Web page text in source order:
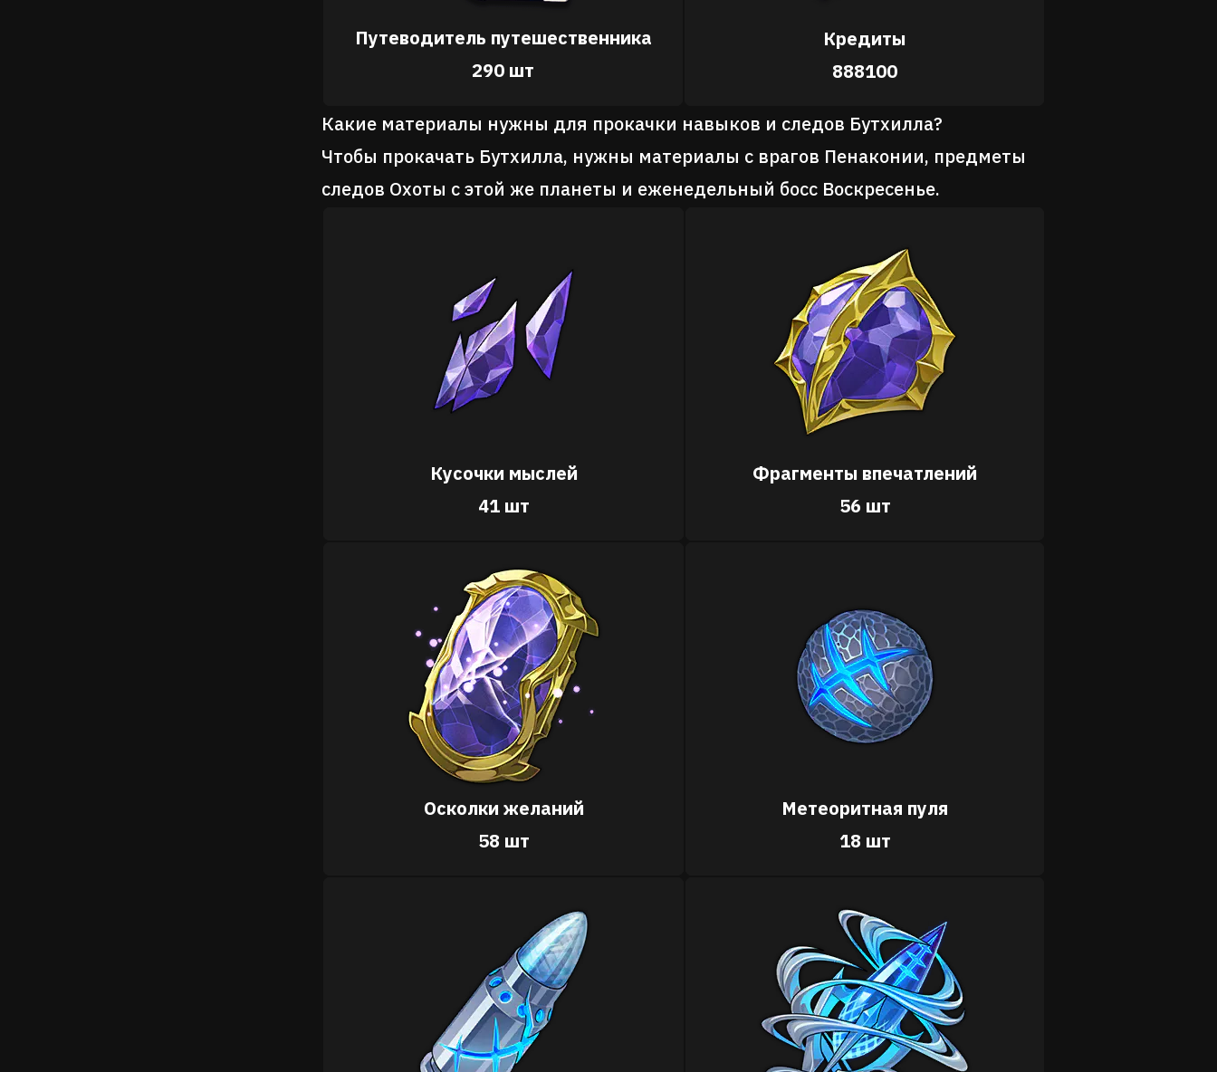
Путеводитель путешественника
290 шт
Кредиты
888100
Какие материалы нужны для прокачки навыков и следов Бутхилла?
Чтобы прокачать Бутхилла, нужны материалы с врагов Пенаконии, предметы
следов Охоты с этой же планеты и еженедельный босс Воскресенье.
Кусочки мыслей
41 шт
Фрагменты впечатлений
56 шт
Осколки желаний
58 шт
Метеоритная пуля
18 шт